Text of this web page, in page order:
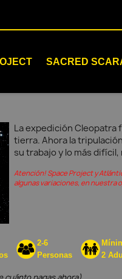
SACRED
La expedición Cleopatra
tierra. Ahora la
su trabajo y lo más difícil,
Atención! Space Project y
algunas variaciones, en nuestra
2-6
Personas
2